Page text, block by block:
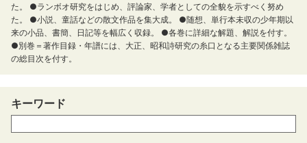
た。 ●ランボオ研究をはじめ、評論家、学者としての全貌を示すべく努め
た。 ●小説、童話などの散文作品を集大成。 ●随想、単行本未収の少年期以
来の小品、書簡、日記等を幅広く収録。 ●各巻に詳細な解題、解説を付す。
●別巻＝著作目録・年譜には、大正、昭和詩研究の糸口となる主要関係雑誌
の総目次を付す。
キーワード